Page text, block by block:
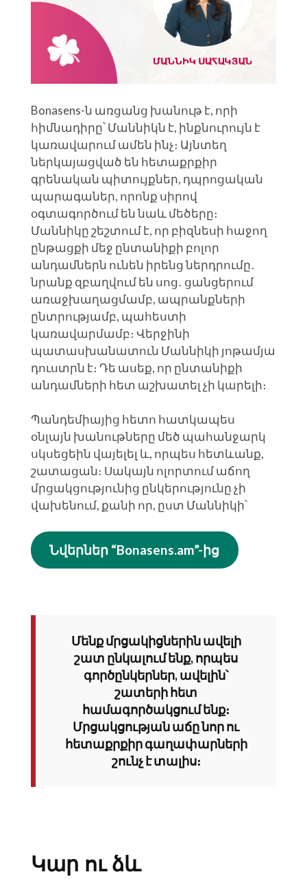
Bonasens-ն առցանց խանութ է, որի
հիմնադիրը՝ Մաննիկն է, ինքնուրույն է
կառավարում ամեն ինչ։ Այնտեղ
ներկայացված են հետաքրքիր
գրենական պիտույքներ, դպրոցական
պարագաներ, որոնք սիրով
օգտագործում են նաև մեծերը։
Մաննիկը շեշտում է, որ բիզնեսի հաջող
ընթացքի մեջ ընտանիքի բոլոր
անդամներն ունեն իրենց ներդրումը․
նրանք զբաղվում են սոց․ ցանցերում
առաջխաղացմամբ, ապրանքների
ընտրությամբ, պահեստի
կառավարմամբ։ Վերջինի
պատասխանատուն Մաննիկի յոթամյա
դուստրն է։ Դե ասեք, որ ընտանիքի
անդամների հետ աշխատել չի կարելի։
Պանդեմիայից հետո հատկապես
օնլայն խանութները մեծ պահանջարկ
սկսեցեին վայելել և, որպես հետևանք,
շատացան։ Սակայն ոլորտում աճող
մրցակցությունից ընկերությունը չի
վախենում, քանի որ, ըստ Մաննիկի՝
Նվերներ “Bonasens.am”-ից
Մենք մրցակիցներին ավելի
շատ ընկալում ենք, որպես
գործընկերներ, ավելին՝
շատերի հետ
համագործակցում ենք։
Մրցակցության աճը նոր ու
հետաքրքիր գաղափարների
շունչ է տալիս։
Կար ու ձև